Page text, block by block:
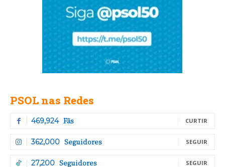
PSOL nas Redes
469,924 Fãs CURTIR
362,000 Seguidores SEGUIR
27,200 Seguidores SEGUIR